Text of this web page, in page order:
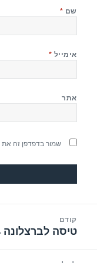
שם *
אימייל *
אתר
שמור בדפדפן זה
קודם
הפוסט
טיסה לברצלונה 28/08/2014 במבצע